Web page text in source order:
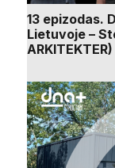
13 epizodas.
Lietuvoje –
ARKITEKTER)